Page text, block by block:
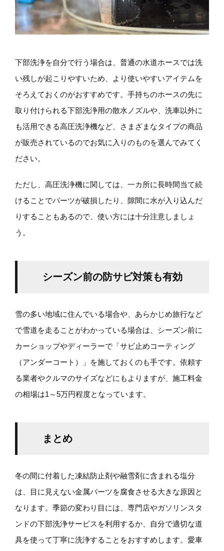
下部洗浄を自分で行う場合は、普通の水道ホースでは洗
い残しが起こりやすいため、より使いやすいアイテムを
そろえておくのがおすすめです。手持ちのホースの先に
取り付けられる下部洗浄用の散水ノズルや、洗車以外に
も活用できる高圧洗浄機など、さまざまなタイプの商品
が販売されているのでお気に入りのものを選んでみてく
ださい。
ただし、高圧洗浄機に関しては、一カ所に長時間当て続
けることでパーツが破損したり、隙間に水が入り込んだ
りすることもあるので、使い方には十分注意しましょ
う。
シーズン前の防サビ対策も有効
雪の多い地域に住んでいる場合や、あらかじめ旅行など
で雪道を走ることがわかっている場合は、シーズン前に
カーショップやディーラーで「サビ止めコーティング
（アンダーコート）」を施しておくのも手です。依頼す
る業者やクルマのサイズなどにもよりますが、施工料金
の相場は1～5万円程度となっています。
まとめ
冬の間に付着した凍結防止剤や融雪剤に含まれる塩分
は、目に見えない金属パーツを腐食させる大きな原因と
なります。季節の変わり目には、専門店やガソリンスタ
ンドの下部洗浄サービスを利用するか、自分で適切な道
具を使って丁寧に洗浄することをおすすめします。愛車